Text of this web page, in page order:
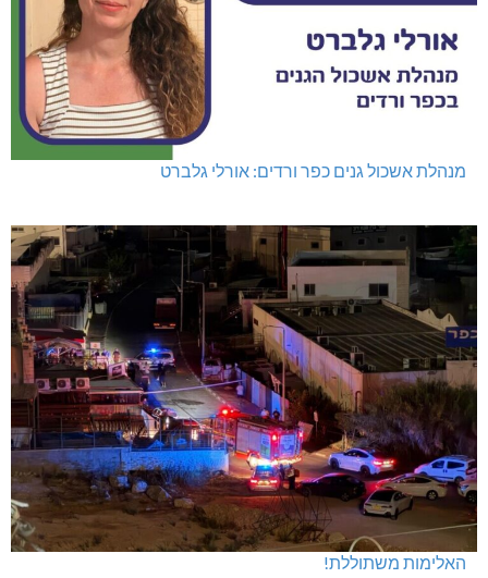
מנהלת אשכול גנים כפר ורדים: אורלי גלברט
האלימות משתוללת!